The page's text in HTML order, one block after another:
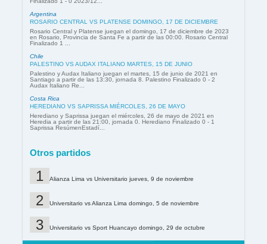
Argentina
ROSARIO CENTRAL VS PLATENSE DOMINGO, 17 DE DICIEMBRE
Rosario Central y Platense juegan el domingo, 17 de diciembre de 2023
en Rosario, Provincia de Santa Fe a partir de las 00:00. Rosario Central
Finalizado 1 ...
Chile
PALESTINO VS AUDAX ITALIANO MARTES, 15 DE JUNIO
Palestino y Audax Italiano juegan el martes, 15 de junio de 2021 en
Santiago a partir de las 13:30, jornada 8. Palestino Finalizado 0 - 2
Audax Italiano Re...
Costa Rica
HEREDIANO VS SAPRISSA MIÉRCOLES, 26 DE MAYO
Herediano y Saprissa juegan el miércoles, 26 de mayo de 2021 en
Heredia a partir de las 21:00, jornada 0. Herediano Finalizado 0 - 1
Saprissa ResúmenEstadí...
Otros partidos
Alianza Lima vs Universitario jueves, 9 de noviembre
Universitario vs Alianza Lima domingo, 5 de noviembre
Universitario vs Sport Huancayo domingo, 29 de octubre